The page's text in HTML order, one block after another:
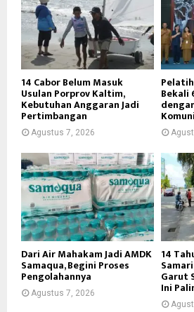
14 Cabor Belum Masuk
Usulan Porprov Kaltim,
Kebutuhan Anggaran Jadi
Pertimbangan
Agustus 7, 2026
Bekali
Dari Air Mahakam Jadi AMDK
Samaqua, Begini Proses
Pengolahannya
Agustus 7, 2026
14
Garut
Ini